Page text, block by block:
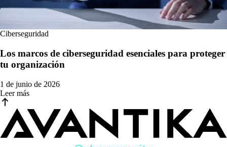
Ciberseguridad
Los marcos de ciberseguridad esenciales para proteger
tu organización
1 de junio de 2026
Leer más